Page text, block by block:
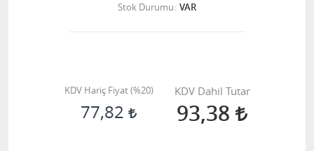
Stok Durumu VAR
KDV Hariç Fiyat (%20)
77,82
KDV Dahil Tutar
93,38